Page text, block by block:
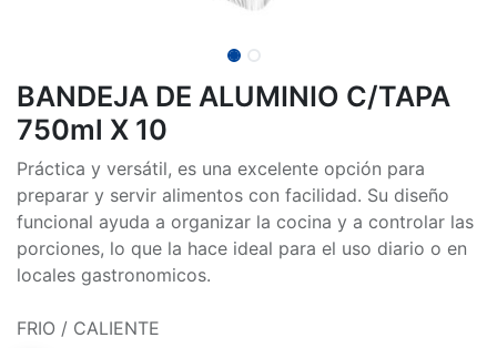
BANDEJA DE ALUMINIO C/TAPA
750ml X 10
Práctica y versátil, es una excelente opción para
preparar y servir alimentos con facilidad. Su diseño
funcional ayuda a organizar la cocina y a controlar las
porciones, lo que la hace ideal para el uso diario o en
locales gastronomicos.
FRIO / CALIENTE